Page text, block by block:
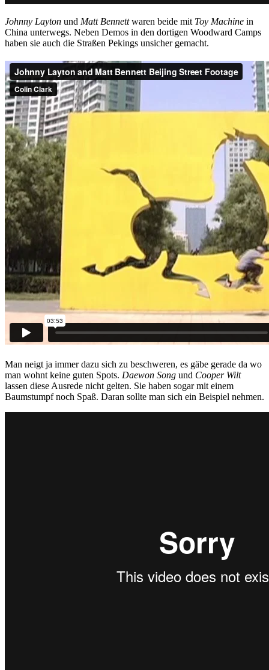
Johnny Layton und Matt Bennettwaren beide mit Toy Machine in
China unterwegs. Neben Demos in den dortigen Woodward Camps
haben sie auch die Straßen Pekings unsicher gemacht.
Man neigt ja immer dazu sich zu beschweren, es gäbe gerade da wo
man wohnt keine guten Spots. Daewon Song und Cooper Wilt
lassen diese Ausrede nicht gelten. Sie haben sogar mit einem
Baumstumpf noch Spaß. Daran sollte man sich ein Beispiel nehmen.